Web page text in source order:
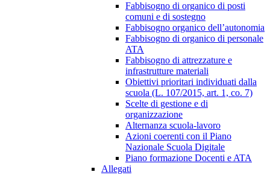
Fabbisogno di organico di posti
comuni e di sostegno
Fabbisogno organico dell’autonomia
Fabbisogno di organico di personale
ATA
Fabbisogno di attrezzature e
infrastrutture materiali
Obiettivi prioritari individuati dalla
scuola (L. 107/2015, art. 1, co. 7)
Scelte di gestione e di
organizzazione
Alternanza scuola-lavoro
Azioni coerenti con il Piano
Nazionale Scuola Digitale
Piano formazione Docenti e ATA
Allegati